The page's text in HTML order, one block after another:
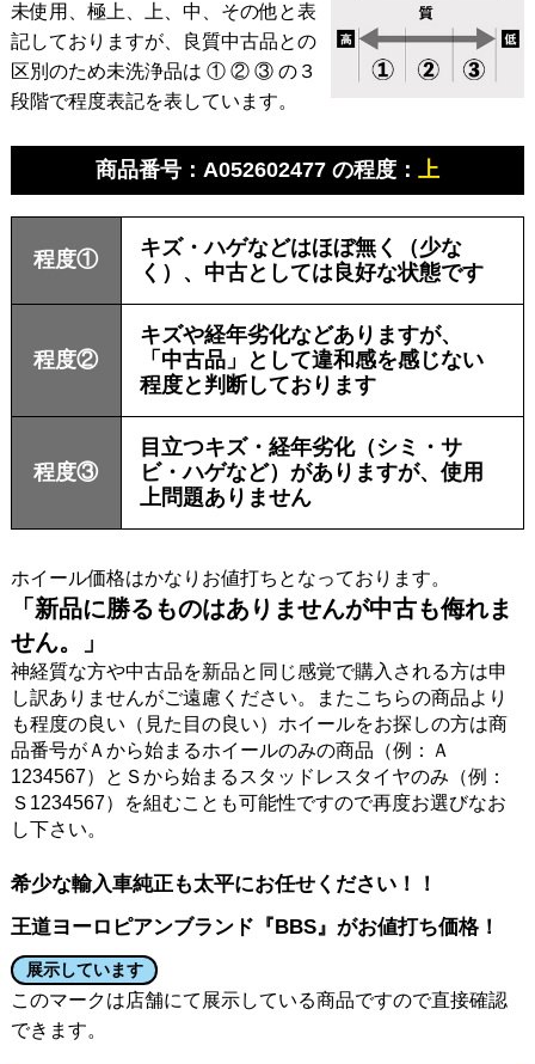
未使用、極上、上、中、その他と表
記しておりますが、良質中古品との
区別のため未洗浄品は ① ② ③ の３
段階で程度表記を表しています。
商品番号：A052602477 の程度： 上
程度①
キズ・ハゲなどはほぼ無く（少な
く）、中古としては良好な状態です
程度②
キズや経年劣化などありますが、
「中古品」として違和感を感じない
程度と判断しております
程度③
目立つキズ・経年劣化（シミ・サ
ビ・ハゲなど）がありますが、使用
上問題ありません
ホイール価格はかなりお値打ちとなっております。
「新品に勝るものはありませんが中古も侮れま
せん。」
神経質な方や中古品を新品と同じ感覚で購入される方は申
し訳ありませんがご遠慮ください。またこちらの商品より
も程度の良い（見た目の良い）ホイールをお探しの方は商
品番号がＡから始まるホイールのみの商品（例：Ａ
1234567）とＳから始まるスタッドレスタイヤのみ（例：
Ｓ1234567）を組むことも可能性ですので再度お選びなお
し下さい。
希少な輸入車純正も太平にお任せください！！
王道ヨーロピアンブランド『BBS』がお値打ち価格！
展示しています
このマークは店舗にて展示している商品ですので直接確認
できます。